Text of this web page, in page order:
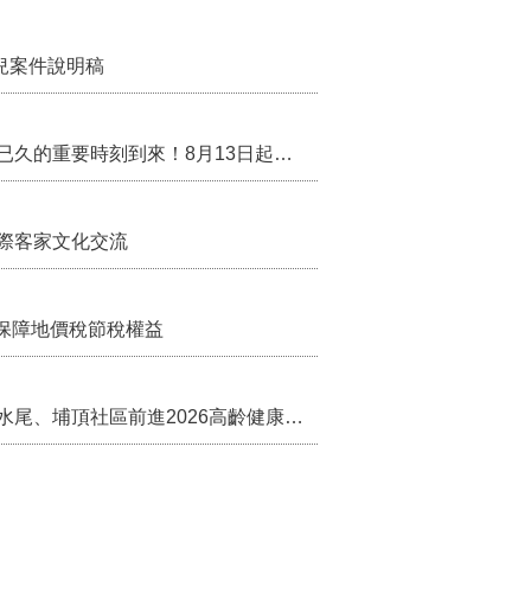
案件說明稿
行政院核定西拉雅族為平埔原住民族群 盼望已久的重要時刻到來！8月13日起受理民族成員名冊登記
客家文化交流
障地價稅節稅權益
苗栗農村綠色照顧成果登上全國舞台！ 後龍水尾、埔頂社區前進2026高齡健康產業博覽會